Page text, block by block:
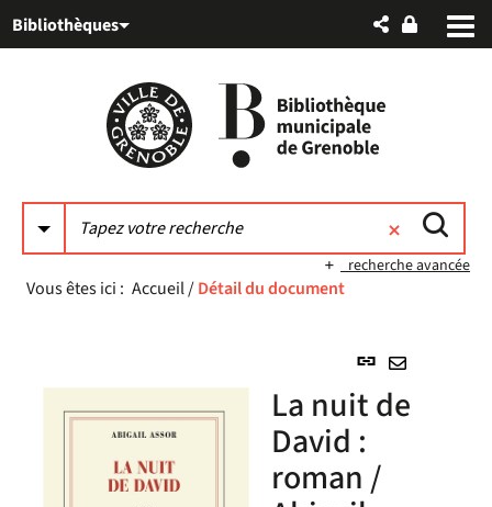
au
auBibliothèques
recherche avancée
Vous êtes ici : Accueil/Détail du document
Lien
(Nouvelle
par
La nuit de
David :
roman /